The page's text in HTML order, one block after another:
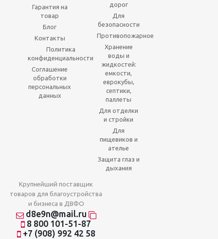
Гарантия на
товар
Блог
Контакты
Политика
конфиденциальности
Соглашение
обработки
персональных
данных
дорог
Для
безопасности
Противопожарное
Хранение
воды и
жидкостей:
емкости,
еврокубы,
септики,
паллеты
Для отделки
и стройки
Для
пищевиков и
ателье
Защита глаз и
дыхания
Крупнейший поставщик
товаров для благоустройства
и бизнеса в ДВФО
d8e9n@mail.ru
8 800 101-51-87
+7 (908) 992 42 58